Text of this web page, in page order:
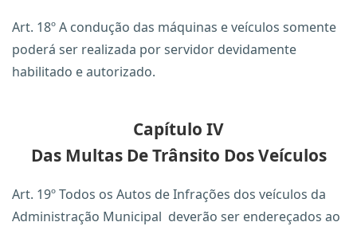
Art. 18º A condução das máquinas e veículos somente
poderá ser realizada por servidor devidamente
habilitado e autorizado.
Capítulo IV
Das Multas De Trânsito Dos Veículos
Art. 19º Todos os Autos de Infrações dos veículos da
Administração Municipal deverão ser endereçados ao